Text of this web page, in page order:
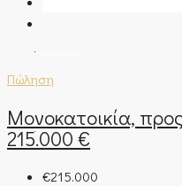
Πώληση
Μονοκατοικία,
215.000 €
€215.000